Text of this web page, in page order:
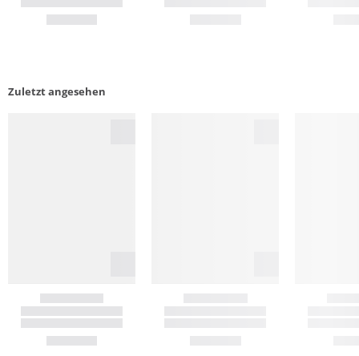
Zuletzt angesehen